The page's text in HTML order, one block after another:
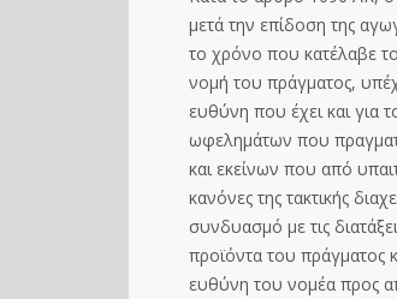
μετά την επίδοση της
το χρόνο που κατέλαβε
νομή του πράγματος,
ευθύνη που έχει και για
ωφελημάτων που
και εκείνων που από
κανόνες της τακτικής
συνδυασμό με τις
προϊόντα του πράγματος
ευθύνη του νομέα προς